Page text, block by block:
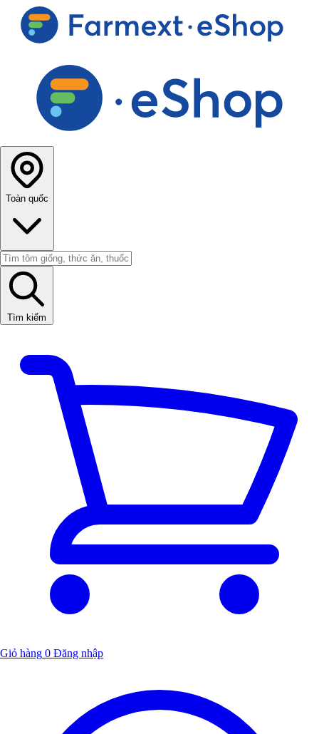
Toàn quốc
Tìm kiếm
Giỏ hàng 0 Đăng nhập